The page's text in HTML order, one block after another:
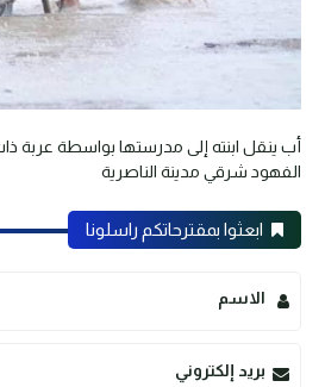
أب ينقل ابنته إلى مدرستها بواسطة عربة
الفهود شرقي مدينة الناصرية
ابعثوا بمقترحاتكم راسلونا
الاسم
بريد إلكتروني